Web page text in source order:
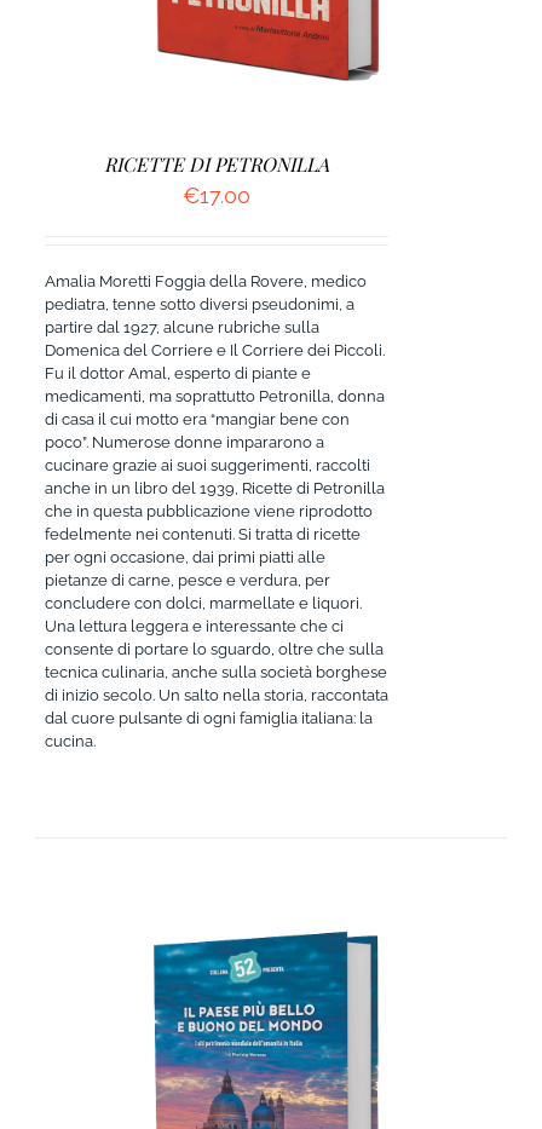
RICETTE DI PETRONILLA
€17.00
Amalia Moretti Foggia della Rovere, medico
pediatra, tenne sotto diversi pseudonimi, a
partire dal 1927, alcune rubriche sulla
Domenica del Corriere e Il Corriere dei Piccoli.
Fu il dottor Amal, esperto di piante e
medicamenti, ma soprattutto Petronilla, donna
di casa il cui motto era “mangiar bene con
poco”. Numerose donne impararono a
cucinare grazie ai suoi suggerimenti, raccolti
anche in un libro del 1939, Ricette di Petronilla
che in questa pubblicazione viene riprodotto
fedelmente nei contenuti. Si tratta di ricette
per ogni occasione, dai primi piatti alle
pietanze di carne, pesce e verdura, per
concludere con dolci, marmellate e liquori.
Una lettura leggera e interessante che ci
consente di portare lo sguardo, oltre che sulla
tecnica culinaria, anche sulla società borghese
di inizio secolo. Un salto nella storia, raccontata
dal cuore pulsante di ogni famiglia italiana: la
cucina.